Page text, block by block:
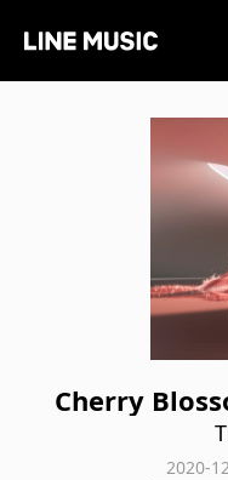
Cherry
2020-